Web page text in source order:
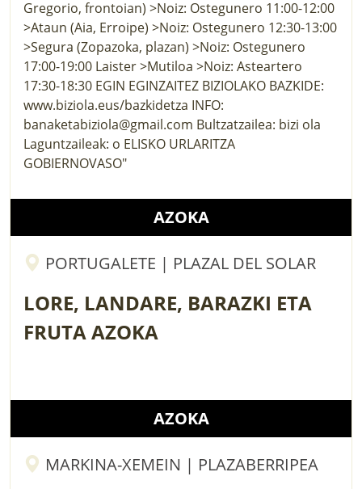
AZOKA
PORTUGALETE | PLAZAL DEL SOLAR
LORE, LANDARE, BARAZKI ETA
FRUTA AZOKA
AZOKA
MARKINA-XEMEIN | PLAZABERRIPEA